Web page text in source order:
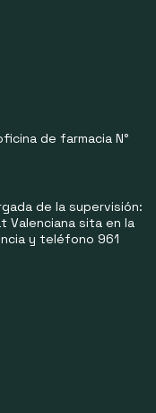
de farmacia N°
de la supervisión:
Valenciana sita en la
y teléfono 961